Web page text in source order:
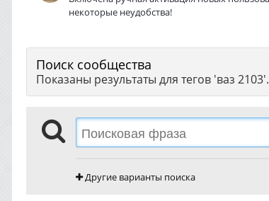
некоторые неудобства!
Поиск сообщества
Показаны результаты для тегов 'ваз 2103'.
Другие варианты поиска